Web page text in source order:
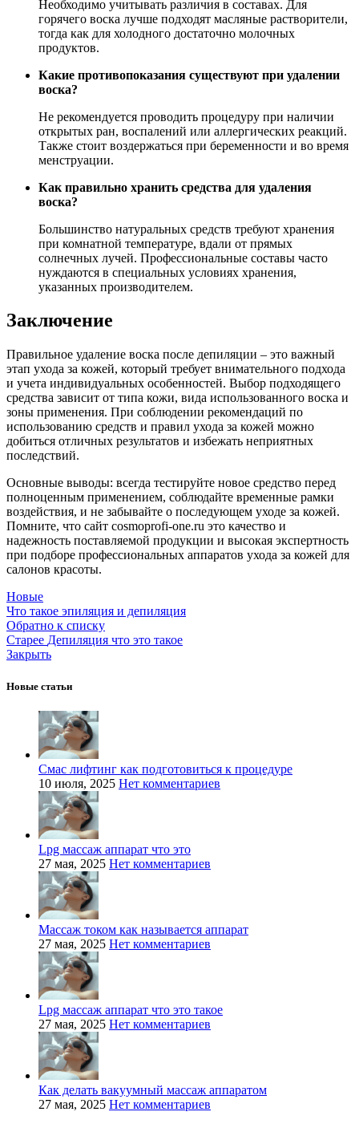
Необходимо учитывать различия в составах. Для
горячего воска лучше подходят масляные растворители,
тогда как для холодного достаточно молочных
продуктов.
Какие противопоказания существуют при удалении
воска?
Не рекомендуется проводить процедуру при наличии
открытых ран, воспалений или аллергических реакций.
Также стоит воздержаться при беременности и во время
менструации.
Как правильно хранить средства для удаления
воска?
Большинство натуральных средств требуют хранения
при комнатной температуре, вдали от прямых
солнечных лучей. Профессиональные составы часто
нуждаются в специальных условиях хранения,
указанных производителем.
Заключение
Правильное удаление воска после депиляции – это важный
этап ухода за кожей, который требует внимательного подхода
и учета индивидуальных особенностей. Выбор подходящего
средства зависит от типа кожи, вида использованного воска и
зоны применения. При соблюдении рекомендаций по
использованию средств и правил ухода за кожей можно
добиться отличных результатов и избежать неприятных
последствий.
Основные выводы: всегда тестируйте новое средство перед
полноценным применением, соблюдайте временные рамки
воздействия, и не забывайте о последующем уходе за кожей.
Помните, что сайт cosmoprofi-one.ru это качество и
надежность поставляемой продукции и высокая экспертность
при подборе профессиональных аппаратов ухода за кожей для
салонов красоты.
Новые
Что такое эпиляция и депиляция
Обратно к списку
Старее Депиляция что это такое
Закрыть
Новые статьи
Смас лифтинг как подготовиться к процедуре
10 июля, 2025 Нет комментариев
Lpg массаж аппарат что это
27 мая, 2025 Нет комментариев
Массаж током как называется аппарат
27 мая, 2025 Нет комментариев
Lpg массаж аппарат что это такое
27 мая, 2025 Нет комментариев
Как делать вакуумный массаж аппаратом
27 мая, 2025 Нет комментариев